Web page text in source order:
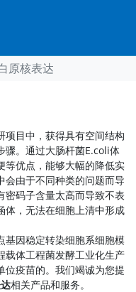
原核表达
项目中，获得具有空间结构
骤。通过大肠杆菌E.coli体
等优点，能够大幅的降低实
会由于不同种类的问题而导
密码子含量太高而导致不表
体，无法在细胞上清中形成
基因稳定转染细胞系细胞模
载体工程菌发酵工业化生产
位疫苗的。我们竭诚为您提
相关产品和服务。